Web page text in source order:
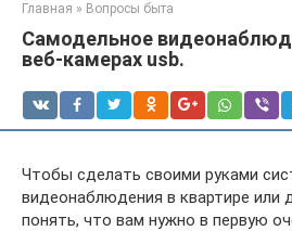
Главная » Вопросы быта
Самодельное
веб-камерах usb.
Чтобы сделать своими руками
видеонаблюдения в квартире или
понять, что вам нужно в первую